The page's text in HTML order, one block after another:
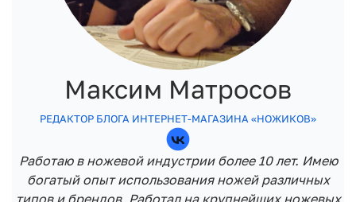
Максим Матросов
РЕДАКТОР БЛОГА ИНТЕРНЕТ-МАГАЗИНА «НОЖИКОВ»
Работаю в ножевой индустрии более 10 лет. Имею
богатый опыт использования ножей различных